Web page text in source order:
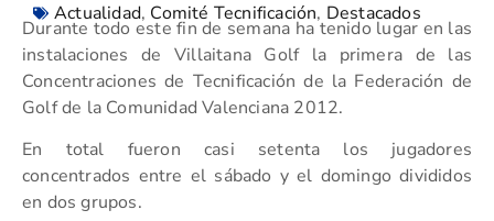
Actualidad, Comité Tecnificación, Destacados
Durante todo este fin de semana ha tenido lugar en las
instalaciones de Villaitana Golf la primera de las
Concentraciones de Tecnificación de la Federación de
Golf de la Comunidad Valenciana 2012.
En total fueron casi setenta los jugadores
concentrados entre el sábado y el domingo divididos
en dos grupos.